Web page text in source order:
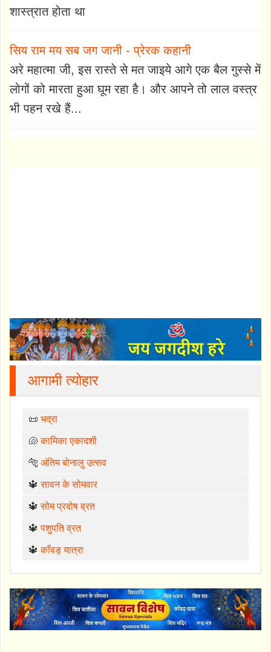
शास्त्रात होता था
सिय राम मय सब जग जानी - प्रेरक कहानी
अरे महात्मा जी, इस रास्ते से मत जाइये आगे एक बैल गुस्से में
लोगों को मारता हुआ घूम रहा है। और आपने तो लाल वस्त्र
भी पहन रखे हैं...
आगामी त्योहार
📜 भद्रा
🐚कामिका एकादशी
🐅 अंतिम बोनालु उत्सव
🔱सावन के सोमवार
🔱सोम प्रदोष व्रत
🔱पशुपति व्रत
🔱काँवड़ यात्रा